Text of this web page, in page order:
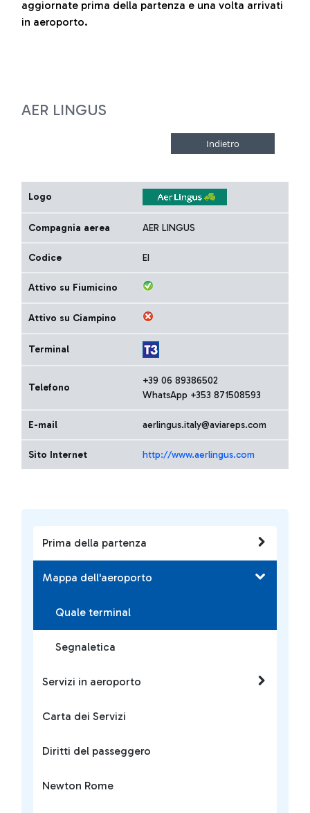
Prima della partenza
Mappa dell'aeroporto
Quale terminal
Segnaletica
Servizi in aeroporto
Carta dei Servizi
Diritti del passeggero
Newton Rome
aggiornate prima della partenza e una volta arrivati
in aeroporto.
AER LINGUS
Logo
Compagnia aerea AER LINGUS
Codice EI
Attivo su Fiumicino
Attivo su Ciampino
Terminal
Telefono
+39 06 89386502
WhatsApp +353 871508593
E-mail aerlingus.italy@aviareps.com
Sito Internet http://www.aerlingus.com